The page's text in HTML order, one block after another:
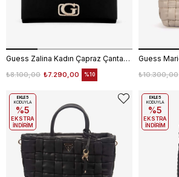
Guess Zalina Kadın Çapraz Çantası HWSE9350720
₺7.290,00
₺8.100,00 %10 ₺10.300,00
EKLE5
KODUYLA
%5
EKSTRA
İNDİRİM
EKLE5
KODUYLA
%5
EKSTRA
İNDİRİM